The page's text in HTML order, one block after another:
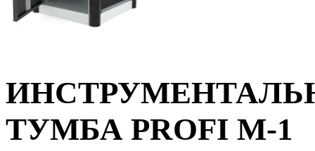
ТУМБА PROFI M-1